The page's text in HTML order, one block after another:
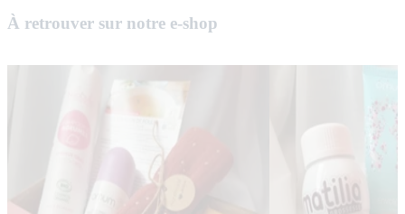
À retrouver sur notre e-shop